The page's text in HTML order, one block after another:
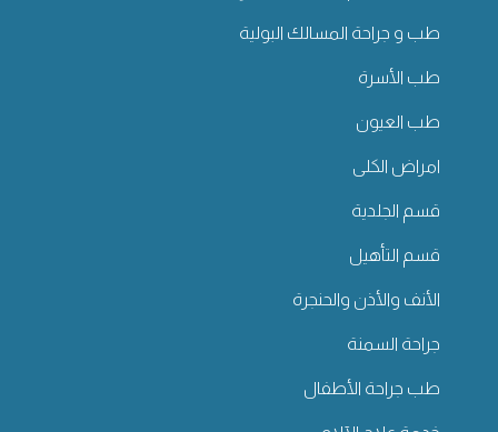
طب و جراحة المسالك البولية
طب الأسرة
طب العيون
امراض الكلى
قسم الجلدية
قسم التأهيل
الأنف والأذن والحنجرة
جراحة السمنة
طب جراحة الأطفال